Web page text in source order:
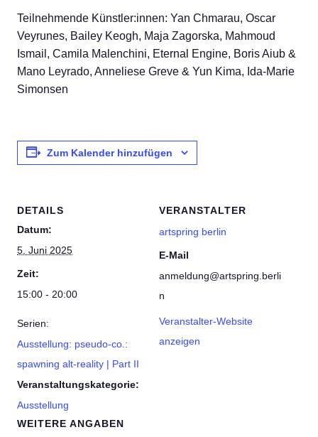
Teilnehmende Künstler:innen: Yan Chmarau, Oscar
Veyrunes, Bailey Keogh, Maja Zagorska, Mahmoud
Ismail, Camila Malenchini, Eternal Engine, Boris Aiub &
Mano Leyrado, Anneliese Greve & Yun Kima, Ida-Marie
Simonsen
Zum Kalender hinzufügen
DETAILS
Datum:
5. Juni 2025
Zeit:
15:00 - 20:00
Serien:
Ausstellung: pseudo-co.:
spawning alt-reality | Part II
Veranstaltungskategorie:
Ausstellung
VERANSTALTER
artspring berlin
E-Mail
anmeldung@artspring.berli
n
Veranstalter-Website
anzeigen
WEITERE ANGABEN